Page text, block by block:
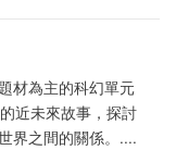
材為主的科幻單元
近未來故事，探討
界之間的關係。....